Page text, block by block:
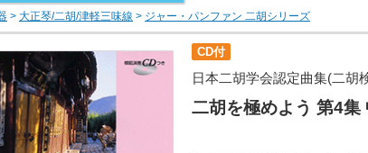
> 大正琴/二胡/津軽三味線 > ジャー・パンファン 二胡シリーズ
CD付
日本二胡学会認定曲集(二胡
二胡を極めよう 第4集